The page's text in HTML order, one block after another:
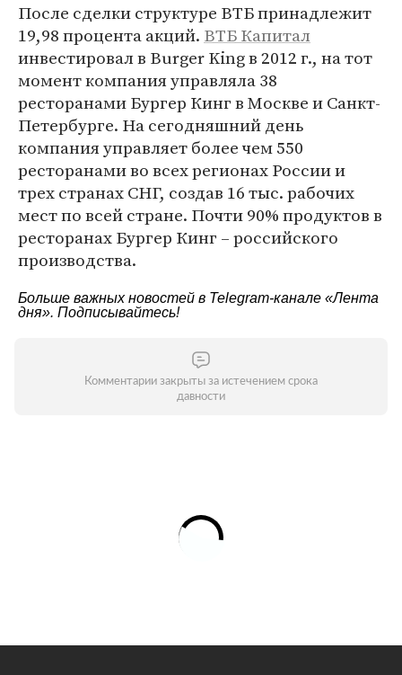
После сделки структуре ВТБ принадлежит
19,98 процента акций. ВТБ Капитал
инвестировал в Burger King в 2012 г., на тот
момент компания управляла 38
ресторанами Бургер Кинг в Москве и Санкт-
Петербурге. На сегодняшний день
компания управляет более чем 550
ресторанами во всех регионах России и
трех странах СНГ, создав 16 тыс. рабочих
мест по всей стране. Почти 90% продуктов в
ресторанах Бургер Кинг – российского
производства.
Больше важных новостей в Telegram-канале «Лента
дня». Подписывайтесь!
Комментарии закрыты за истечением срока
давности